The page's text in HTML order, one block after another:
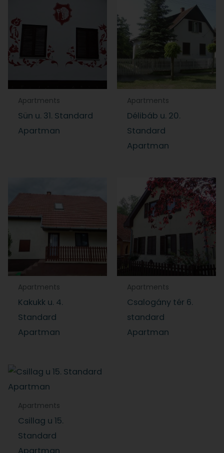
Apartments
Sün u. 31. Standard
Apartman
Apartments
Délibáb u. 20.
Standard
Apartman
Apartments
Kakukk u. 4.
Standard
Apartman
Apartments
Csalogány tér 6.
standard
Apartman
Apartments
Csillag u 15.
Standard
Apartman